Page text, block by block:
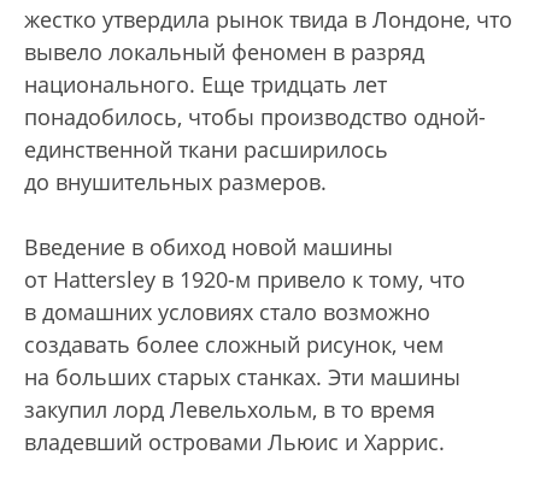
жестко утвердила рынок твида в Лондоне, что
вывело локальный феномен в разряд
национального. Еще тридцать лет
понадобилось, чтобы производство одной-
единственной ткани расширилось
до внушительных размеров.
Введение в обиход новой машины
от Hattersley в 1920-м привело к тому, что
в домашних условиях стало возможно
создавать более сложный рисунок, чем
на больших старых станках. Эти машины
закупил лорд Левельхольм, в то время
владевший островами Льюис и Харрис.